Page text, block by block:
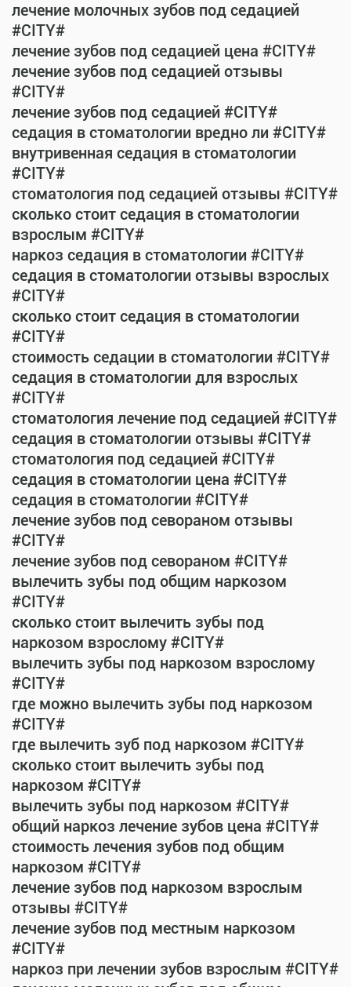
лечение молочных зубов под седацией
#CITY#
лечение зубов под седацией цена #CITY#
лечение зубов под седацией отзывы
#CITY#
лечение зубов под седацией #CITY#
седация в стоматологии вредно ли #CITY#
внутривенная седация в стоматологии
#CITY#
стоматология под седацией отзывы #CITY#
сколько стоит седация в стоматологии
взрослым #CITY#
наркоз седация в стоматологии #CITY#
седация в стоматологии отзывы взрослых
#CITY#
сколько стоит седация в стоматологии
#CITY#
стоимость седации в стоматологии #CITY#
седация в стоматологии для взрослых
#CITY#
стоматология лечение под седацией #CITY#
седация в стоматологии отзывы #CITY#
стоматология под седацией #CITY#
седация в стоматологии цена #CITY#
седация в стоматологии #CITY#
лечение зубов под севораном отзывы
#CITY#
лечение зубов под севораном #CITY#
вылечить зубы под общим наркозом
#CITY#
сколько стоит вылечить зубы под
наркозом взрослому #CITY#
вылечить зубы под наркозом взрослому
#CITY#
где можно вылечить зубы под наркозом
#CITY#
где вылечить зуб под наркозом #CITY#
сколько стоит вылечить зубы под
наркозом #CITY#
вылечить зубы под наркозом #CITY#
общий наркоз лечение зубов цена #CITY#
стоимость лечения зубов под общим
наркозом #CITY#
лечение зубов под наркозом взрослым
отзывы #CITY#
лечение зубов под местным наркозом
#CITY#
наркоз при лечении зубов взрослым #CITY#